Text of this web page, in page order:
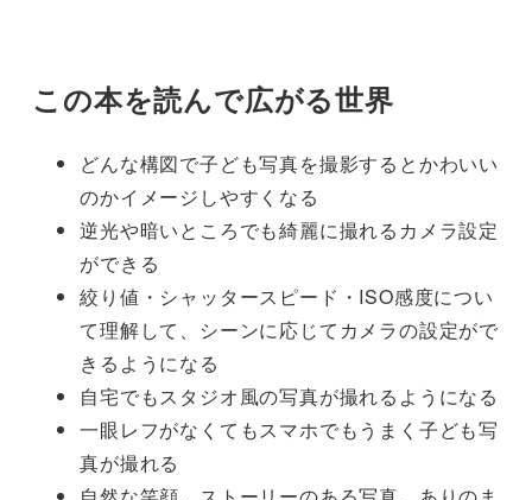
この本を読んで広がる世界
どんな構図で子ども写真を撮影するとかわいい
のかイメージしやすくなる
逆光や暗いところでも綺麗に撮れるカメラ設定
ができる
絞り値・シャッタースピード・ISO感度につい
て理解して、シーンに応じてカメラの設定がで
きるようになる
自宅でもスタジオ風の写真が撮れるようになる
一眼レフがなくてもスマホでもうまく子ども写
真が撮れる